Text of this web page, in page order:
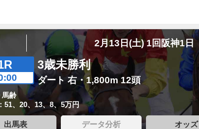
2月13日(土) 1回阪神1日
3歳未勝利
ダート 右・1,800m 12頭
馬齢
51、20、13、8、5万円
出馬表 データ分析 オッズ